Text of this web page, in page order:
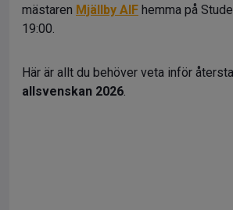
mästaren Mjällby AIF hemma på
19:00.
Här är allt du behöver veta inför
allsvenskan 2026.